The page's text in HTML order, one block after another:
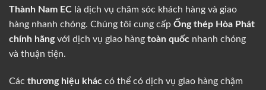
Thành Nam EC là dịch vụ chăm sóc khách hàng và giao
hàng nhanh chóng. Chúng tôi cung cấp Ống thép Hòa Phát
chính hãngvới dịch vụ giao hàng toàn quốc nhanh chóng
và thuận tiện.
Các thương hiệu khác có thể có dịch vụ giao hàng chậm